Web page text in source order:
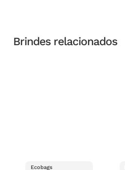
Brindes relacionados
Ecobags